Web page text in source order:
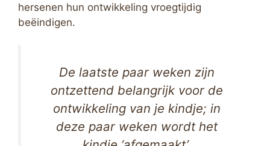
hersenen hun ontwikkeling vroegtijdig
beëindigen.
De laatste paar weken zijn
ontzettend belangrijk voor de
ontwikkeling van je kindje; in
deze paar weken wordt het